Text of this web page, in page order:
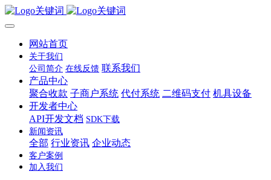
网站首页
关于我们
公司简介 在线反馈 联系我们
产品中心
聚合收款 子商户系统 代付系统 二维码支付 机具设备
开发者中心
API开发文档 SDK下载
新闻资讯
全部 行业资讯 企业动态
客户案例
加入我们